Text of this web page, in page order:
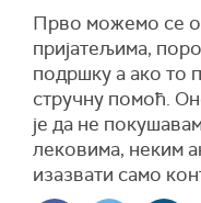
Прво можемо се
пријатељима,
подршку а ако то
стручну помоћ.
је да не
лековима, неким
изазвати само